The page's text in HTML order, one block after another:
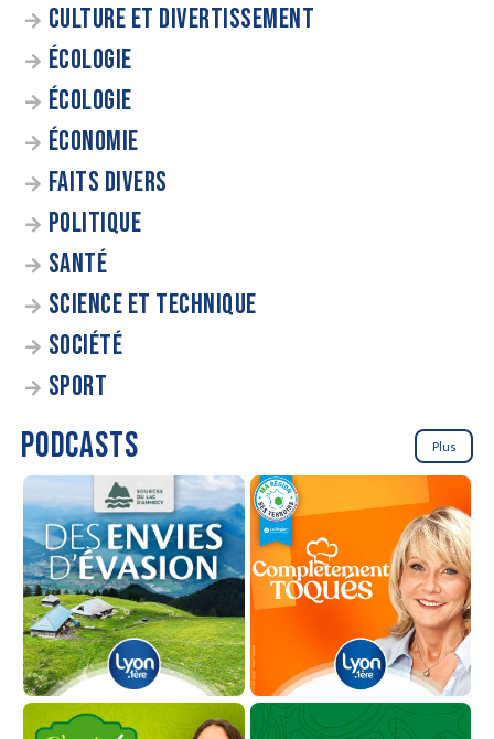
CULTURE ET DIVERTISSEMENT
ÉCOLOGIE
ÉCOLOGIE
ÉCONOMIE
FAITS DIVERS
POLITIQUE
SANTÉ
SCIENCE ET TECHNIQUE
SOCIÉTÉ
SPORT
PODCASTS Plus